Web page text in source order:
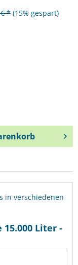
* (15% gespart)
in verschiedenen
15.000 Liter -